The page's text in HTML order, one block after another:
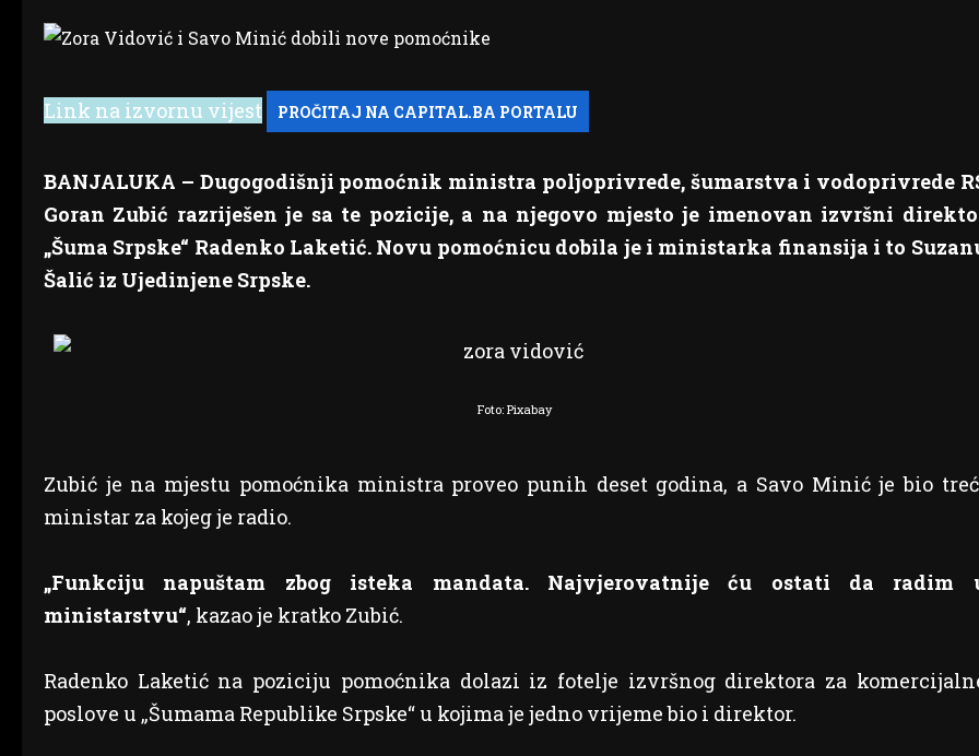
Link na izvornu vijest
BANJALUKA – Dugogodišnji pomoćnik ministra poljoprivrede, šumarstva i vodoprivrede
Goran Zubić razriješen je sa te pozicije, a na njegovo mjesto je imenovan izvršni
„Šuma Srpske“ Radenko Laketić. Novu pomoćnicu dobila je i ministarka finansija i to
Šalić iz Ujedinjene Srpske.
Foto: Pixabay
Zubić je na mjestu pomoćnika ministra proveo punih deset godina, a Savo Minić je bio
ministar za kojeg je radio.
„Funkciju napuštam zbog isteka mandata. Najvjerovatnije ću ostati da radim
ministarstvu“, kazao je kratko Zubić.
Radenko Laketić na poziciju pomoćnika dolazi iz fotelje izvršnog direktora za
poslove u „Šumama Republike Srpske“ u kojima je jedno vrijeme bio i direktor.